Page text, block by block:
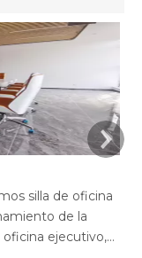
silla de oficina
de la
oficina ejecutivo,